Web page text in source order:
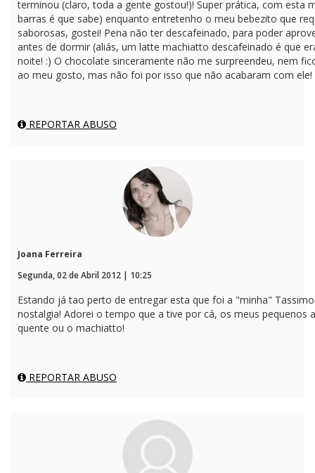
terminou (claro, toda a gente gostou!)! Super prática, com esta
barras é que sabe) enquanto entretenho o meu bebezito que
saborosas, gostei! Pena não ter descafeinado, para poder
antes de dormir (aliás, um latte machiatto descafeinado é que
noite! :) O chocolate sinceramente não me surpreendeu, nem
ao meu gosto, mas não foi por isso que não acabaram com
REPORTAR ABUSO
Joana Ferreira
Segunda, 02 de Abril 2012 | 10:25
Estando já tao perto de entregar esta que foi a "minha"
nostalgia! Adorei o tempo que a tive por cá, os meus
quente ou o machiatto!
REPORTAR ABUSO